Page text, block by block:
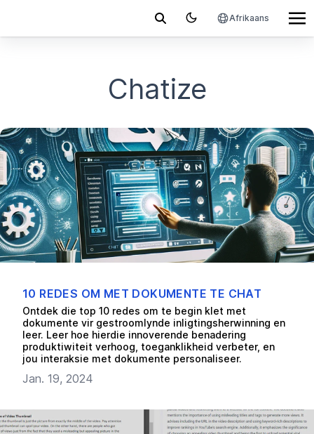
Afrikaans
Chatize
10 REDES OM MET DOKUMENTE TE CHAT
Ontdek die top 10 redes om te begin klet met
dokumente vir gestroomlynde inligtingsherwinning en
leer. Leer hoe hierdie innoverende benadering
produktiwiteit verhoog, toeganklikheid verbeter, en
jou interaksie met dokumente personaliseer.
Jan. 19, 2024